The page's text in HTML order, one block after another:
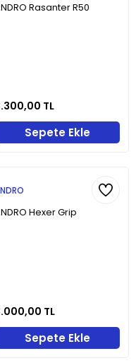
Rasanter R50
TL
Sepete Ekle
Hexer Grip
TL
Sepete Ekle